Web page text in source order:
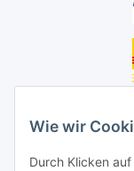
Wie wir
Durch Klicken
Social Media